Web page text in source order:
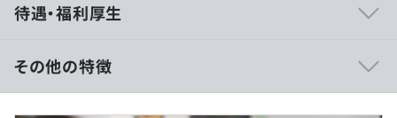
賃貸物件の管理など基幹系の業務の開発および追加開
言語はJava、データベースはOracle。
メンバーのローテーションを行いながら10年以上継続
しているプロジェクト。
待遇・福利厚生
■賃金形態：月給制
その他の特徴